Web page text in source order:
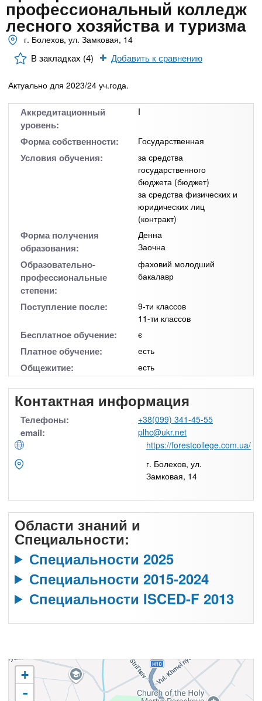
n
t
s
.
n
o
х
з
а
д
е
Онлайн курсы
профессиональный колледж
лесного хозяйства и туризма
г. Болехов, ул. Замковая, 14
В закладках (4) Добавить к сравнению
Актуально для 2023/24 уч.года.
Аккредитационный
уровень:
I
Форма собственности: Государственная
Условия обучения:
за средства
государственного
бюджета (бюджет)
за средства физических и
юридических лиц
(контракт)
Форма получения
образования:
Денна
Заочна
Образовательно-
профессиональные
степени:
фаховий молодший
бакалавр
Поступление после:
9-ти классов
11-ти классов
Бесплатное обучение: є
Платное обучение: есть
Общежитие: есть
Контактная информация
Телефоны: +38(099) 341-45-55
email:
plhc@ukr.net
https://forestcollege.com.ua/
г. Болехов, ул.
Замковая, 14
Области знаний и
Специальности:
Специальности 2025
Специальности 2015-2024
Специальности ISCED-F 2013
+
-